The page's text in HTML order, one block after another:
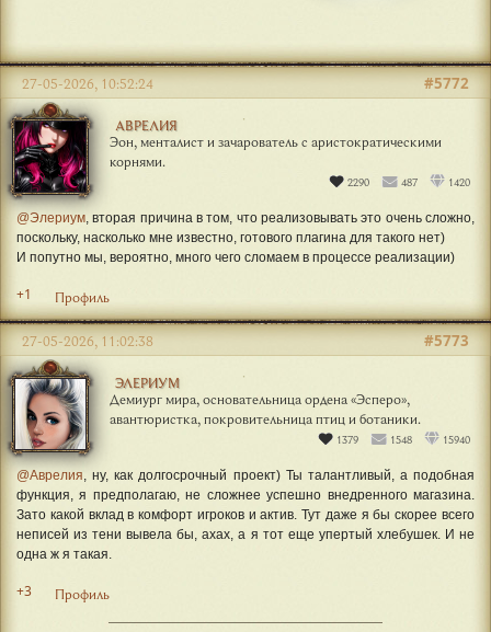
АВРЕЛИЯ
Эон, менталист и зачарователь с аристократическими
корнями.
2290 487 1420
#5772
27-05-2026, 10:52:24
@Элериум, вторая причина в том, что реализовывать это очень сложно,
поскольку, насколько мне известно, готового плагина для такого нет)
И попутно мы, вероятно, много чего сломаем в процессе реализации)
+1 Профиль
ЭЛЕРИУМ
Демиург мира, основательница ордена «Эсперо»,
авантюристка, покровительница птиц и ботаники.
1379 1548 15940
#5773
27-05-2026, 11:02:38
@Аврелия, ну, как долгосрочный проект) Ты талантливый, а подобная
функция, я предполагаю, не сложнее успешно внедренного магазина.
Зато какой вклад в комфорт игроков и актив. Тут даже я бы скорее всего
неписей из тени вывела бы, ахах, а я тот еще упертый хлебушек. И не
одна ж я такая.
+3 Профиль